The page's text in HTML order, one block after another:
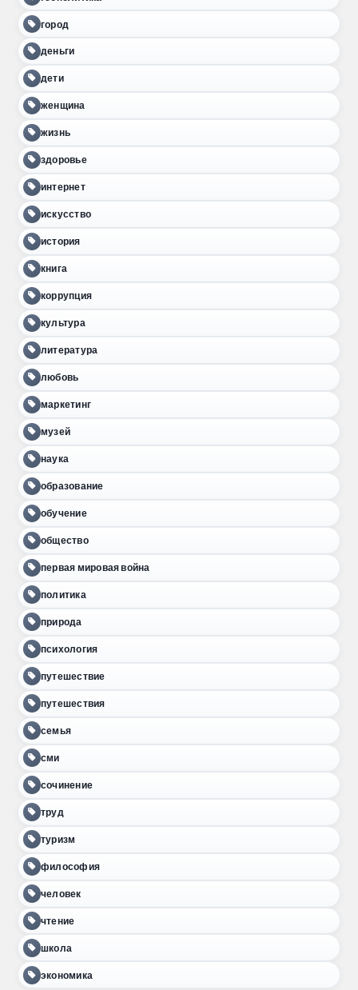
город
деньги
дети
женщина
жизнь
здоровье
интернет
искусство
история
книга
коррупция
культура
литература
любовь
маркетинг
музей
наука
образование
обучение
общество
первая мировая война
политика
природа
психология
путешествие
путешествия
семья
сми
сочинение
труд
туризм
философия
человек
чтение
школа
экономика